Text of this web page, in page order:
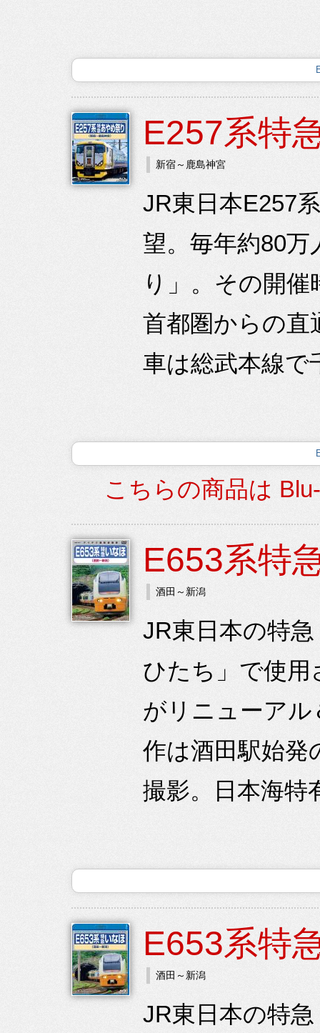
E257系特
新宿～鹿島神宮
JR東日本E257
望。毎年約80
り」。その開
首都圏からの直
車は総武本線で
こちらの商品は
E653系特
酒田～新潟
JR東日本の特
ひたち」で使用
がリニューア
作は酒田駅始発
撮影。日本海特
E653系特
酒田～新潟
JR東日本の特